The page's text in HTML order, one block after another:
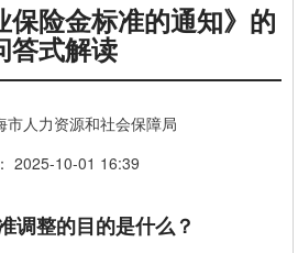
保险金标准的通知》的
答式解读
市人力资源和社会保障局
2025-10-01 16:39
调整的目的是什么？